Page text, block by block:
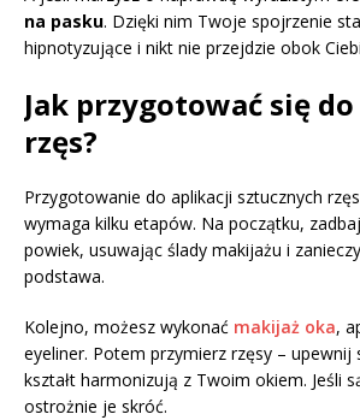
na pasku. Dzięki nim Twoje spojrzenie
hipnotyzujące i nikt nie przejdzie obok
Jak przygotować się
rzęs?
Przygotowanie do aplikacji sztucznych
wymaga kilku etapów. Na początku,
powiek, usuwając ślady makijażu i
podstawa.
Kolejno, możesz wykonać makijaż oka,
eyeliner. Potem przymierz rzęsy – upewnij
kształt harmonizują z Twoim okiem. Jeśli
ostrożnie je skróć.